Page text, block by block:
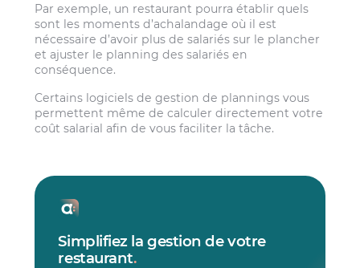
Par exemple, un restaurant pourra établir quels
sont les moments d’achalandage où il est
nécessaire d’avoir plus de salariés sur le plancher
et ajuster le planning des salariés en
conséquence.
Certains logiciels de gestion de plannings vous
permettent même de calculer directement votre
coût salarial afin de vous faciliter la tâche.
Simplifiez la gestion de votre
restaurant.